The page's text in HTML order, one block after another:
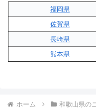
福岡県
佐賀県
長崎県
熊本県
ホーム 和歌山県の